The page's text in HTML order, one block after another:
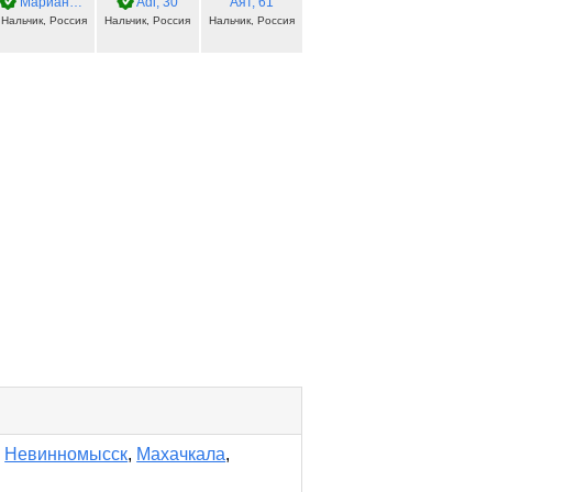
Нальчик, Россия Нальчик, Россия Нальчик, Россия
Невинномысск, Махачкала,